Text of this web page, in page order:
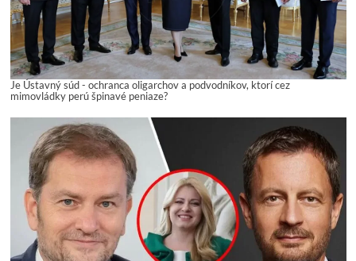
Je Ústavný súd - ochranca oligarchov a podvodníkov, ktorí cez
mimovládky perú špinavé peniaze?